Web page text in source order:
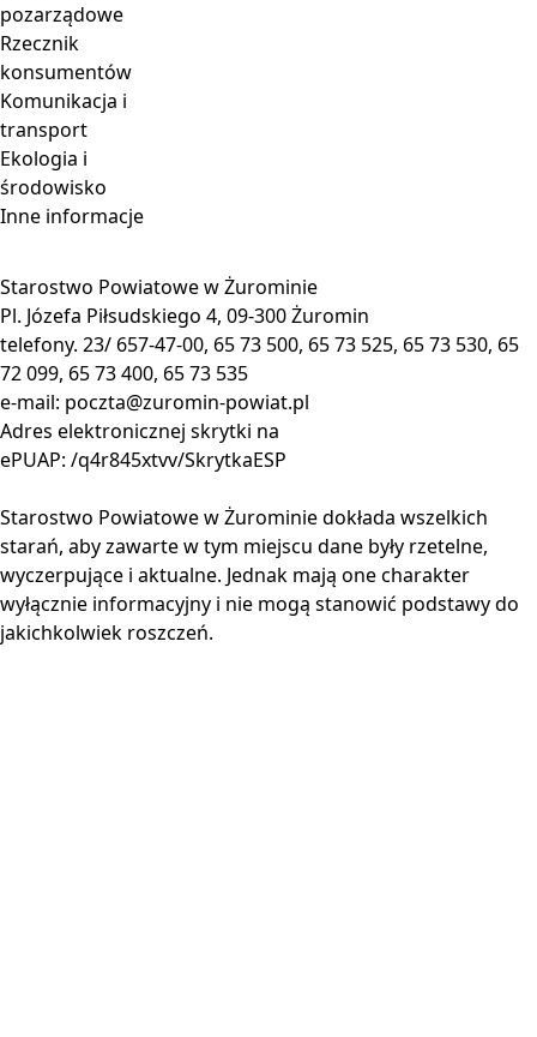
pozarządowe
Rzecznik
konsumentów
Komunikacja i
transport
Ekologia i
środowisko
Inne informacje
Starostwo Powiatowe w Żurominie
Pl. Józefa Piłsudskiego 4, 09-300 Żuromin
telefony. 23/ 657-47-00, 65 73 500, 65 73 525, 65 73 530, 65
72 099, 65 73 400, 65 73 535
e-mail: poczta@zuromin-powiat.pl
Adres elektronicznej skrytki na
ePUAP: /q4r845xtvv/SkrytkaESP
Starostwo Powiatowe w Żurominie dokłada wszelkich
starań, aby zawarte w tym miejscu dane były rzetelne,
wyczerpujące i aktualne. Jednak mają one charakter
wyłącznie informacyjny i nie mogą stanowić podstawy do
jakichkolwiek roszczeń.